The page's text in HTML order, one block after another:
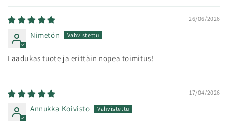
26/06/2026
Nimetön
Laadukas tuote ja erittäin nopea toimitus!
17/04/2026
Annukka Koivisto